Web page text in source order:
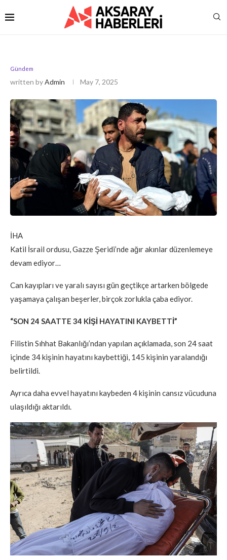
Gündem
written byAdmin May 7, 2025
İHA
Katil İsrail ordusu, Gazze Şeridi’nde ağır akınlar düzenlemeye
devam ediyor…
Can kayıpları ve yaralı sayısı gün geçtikçe artarken bölgede
yaşamaya çalışan beşerler, birçok zorlukla çaba ediyor.
“SON 24 SAATTE 34 KİŞİ HAYATINI KAYBETTİ”
Filistin Sıhhat Bakanlığı’ndan yapılan açıklamada, son 24 saat
içinde 34 kişinin hayatını kaybettiği, 145 kişinin yaralandığı
belirtildi.
Ayrıca daha evvel hayatını kaybeden 4 kişinin cansız vücuduna
ulaşıldığı aktarıldı.